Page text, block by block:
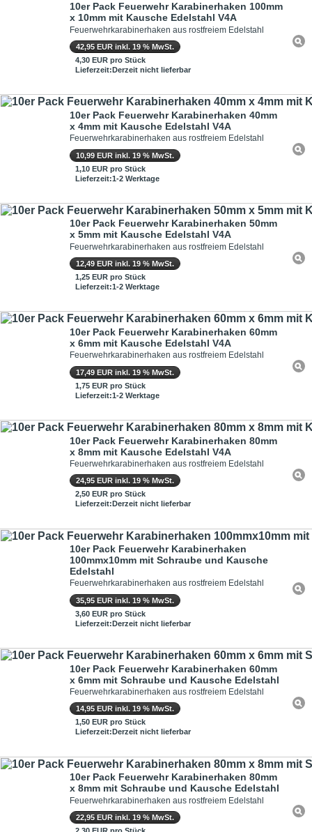
10er Pack Feuerwehr Karabinerhaken 100mm
x 10mm mit Kausche Edelstahl V4A
Feuerwehrkarabinerhaken aus rostfreiem Edelstahl
42,95 EUR inkl. 19 % MwSt.
4,30 EUR pro Stück
Lieferzeit:Derzeit nicht lieferbar
10er Pack Feuerwehr Karabinerhaken 40mm
x 4mm mit Kausche Edelstahl V4A
Feuerwehrkarabinerhaken aus rostfreiem Edelstahl
10,99 EUR inkl. 19 % MwSt.
1,10 EUR pro Stück
Lieferzeit:1-2 Werktage
10er Pack Feuerwehr Karabinerhaken 50mm
x 5mm mit Kausche Edelstahl V4A
Feuerwehrkarabinerhaken aus rostfreiem Edelstahl
12,49 EUR inkl. 19 % MwSt.
1,25 EUR pro Stück
Lieferzeit:1-2 Werktage
10er Pack Feuerwehr Karabinerhaken 60mm
x 6mm mit Kausche Edelstahl V4A
Feuerwehrkarabinerhaken aus rostfreiem Edelstahl
17,49 EUR inkl. 19 % MwSt.
1,75 EUR pro Stück
Lieferzeit:1-2 Werktage
10er Pack Feuerwehr Karabinerhaken 80mm
x 8mm mit Kausche Edelstahl V4A
Feuerwehrkarabinerhaken aus rostfreiem Edelstahl
24,95 EUR inkl. 19 % MwSt.
2,50 EUR pro Stück
Lieferzeit:Derzeit nicht lieferbar
10er Pack Feuerwehr Karabinerhaken
100mmx10mm mit Schraube und Kausche
Edelstahl
Feuerwehrkarabinerhaken aus rostfreiem Edelstahl
35,95 EUR inkl. 19 % MwSt.
3,60 EUR pro Stück
Lieferzeit:Derzeit nicht lieferbar
10er Pack Feuerwehr Karabinerhaken 60mm
x 6mm mit Schraube und Kausche Edelstahl
Feuerwehrkarabinerhaken aus rostfreiem Edelstahl
14,95 EUR inkl. 19 % MwSt.
1,50 EUR pro Stück
Lieferzeit:Derzeit nicht lieferbar
10er Pack Feuerwehr Karabinerhaken 80mm
x 8mm mit Schraube und Kausche Edelstahl
Feuerwehrkarabinerhaken aus rostfreiem Edelstahl
22,95 EUR inkl. 19 % MwSt.